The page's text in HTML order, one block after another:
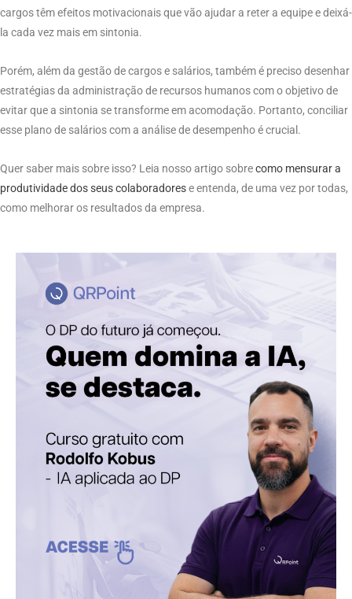
cargos têm efeitos motivacionais que vão ajudar a reter a equipe e deixá-
la cada vez mais em sintonia.
Porém, além da gestão de cargos e salários, também é preciso desenhar
estratégias da administração de recursos humanos com o objetivo de
evitar que a sintonia se transforme em acomodação. Portanto, conciliar
esse plano de salários com a análise de desempenho é crucial.
Quer saber mais sobre isso? Leia nosso artigo sobrecomo mensurar a
produtividade dos seus colaboradorese entenda, de uma vez por todas,
como melhorar os resultados da empresa.